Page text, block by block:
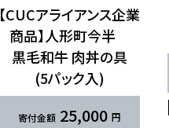
【CUCアライアンス企業
商品】​人形町今半
黒毛和牛 肉丼の​具
(5パック入)
25,000